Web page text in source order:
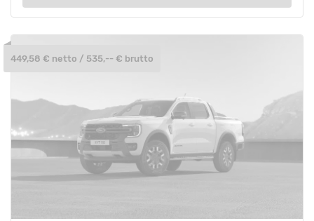
449,58 € netto / 535,-- € brutto